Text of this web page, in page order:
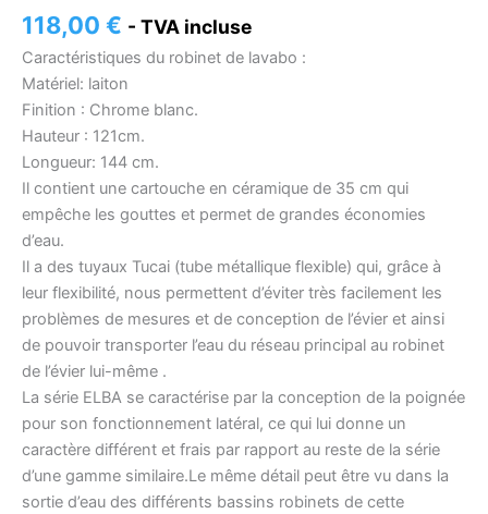
118,00 € - TVA incluse
Caractéristiques du robinet de lavabo :
Matériel: laiton
Finition : Chrome blanc.
Hauteur : 121cm.
Longueur: 144 cm.
Il contient une cartouche en céramique de 35 cm qui
empêche les gouttes et permet de grandes économies
d’eau.
Il a des tuyaux Tucai (tube métallique flexible) qui, grâce à
leur flexibilité, nous permettent d’éviter très facilement les
problèmes de mesures et de conception de l’évier et ainsi
de pouvoir transporter l’eau du réseau principal au robinet
de l’évier lui-même .
La série ELBA se caractérise par la conception de la poignée
pour son fonctionnement latéral, ce qui lui donne un
caractère différent et frais par rapport au reste de la série
d’une gamme similaire.Le même détail peut être vu dans la
sortie d’eau des différents bassins robinets de cette